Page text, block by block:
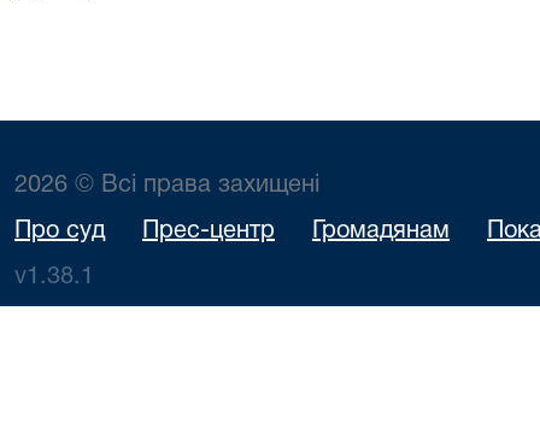
2026 © Всі права захищені
Про суд Прес-центр Громадянам
v1.38.1